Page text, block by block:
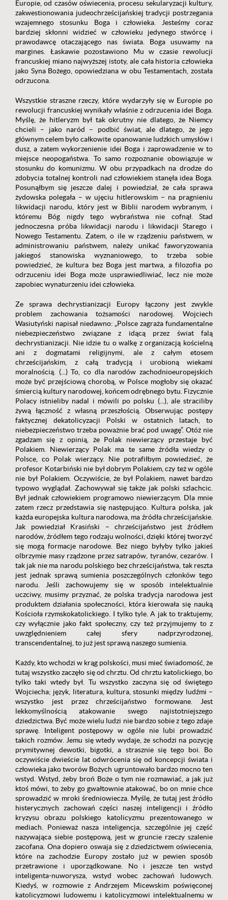
Europie, od czasów oświecenia, procesu sekularyzacji kultury,
zakwestionowania judeochrześcijańskiej tradycji postrzegania
wzajemnego stosunku Boga i człowieka. Jesteśmy coraz
bardziej skłonni widzieć w człowieku jedynego stwórcę i
prawodawcę otaczającego nas świata. Boga usuwamy na
margines. Łaskawie pozostawiono Mu w czasie rewolucji
francuskiej miano najwyższej istoty, ale cała historia człowieka
jako Syna Bożego, opowiedziana w obu Testamentach, została
odrzucona.
Wszystkie straszne rzeczy, które wydarzyły się w Europie po
rewolucji francuskiej wynikały właśnie z odrzucenia idei Boga.
Myślę, że hitleryzm był tak okrutny nie dlatego, że Niemcy
chcieli – jako naród – podbić świat, ale dlatego, że jego
głównym celem było całkowite opanowanie ludzkich umysłów i
dusz, a zatem wykorzenienie idei Boga i zaprowadzenie w to
miejsce neopogaństwa. To samo rozpoznanie obowiązuje w
stosunku do komunizmu. W obu przypadkach na drodze do
zdobycia totalnej kontroli nad człowiekiem stanęła idea Boga.
Posunąłbym się jeszcze dalej i powiedział, że cała sprawa
żydowska polegała – w ujęciu hitlerowskim – na pragnieniu
likwidacji narodu, który jest w Biblii narodem wybranym, i
któremu Bóg nigdy tego wybraństwa nie cofnął. Stad
jednoczesna próba likwidacji narodu i likwidacji Starego i
Nowego Testamentu. Zatem, o ile w rządzeniu państwem, w
administrowaniu państwem, należy unikać faworyzowania
jakiegoś stanowiska wyznaniowego, to trzeba sobie
powiedzieć, że kultura bez Boga jest martwa, a filozofia po
odrzuceniu idei Boga może usprawiedliwiać, lecz nie może
zapobiec wynaturzeniu idei człowieka.
Ze sprawa dechrystianizacji Europy łączony jest zwykle
problem zachowania tożsamości narodowej. Wojciech
Wasiutyński napisał niedawno: „Polsce zagraża fundamentalne
niebezpieczeństwo związane z idącą przez świat falą
dechrystianizacji. Nie idzie tu o walkę z organizacją kościelną
ani z dogmatami religijnymi, ale z całym etosem
chrześcijańskim, z całą tradycją i urobioną wiekami
moralnością. (...) To, co dla narodów zachodnioeuropejskich
może być przejściową chorobą, w Polsce mogłoby się okazać
śmiercią kultury narodowej, końcem odrębnego bytu. Fizycznie
Polacy istnieliby nadal i mówili po polsku (...), ale straciliby
żywą łączność z własną przeszłością. Obserwując postępy
faktycznej dekatolicyzacji Polski w ostatnich latach, to
niebezpieczeństwo trzeba poważnie brać pod uwagę”. Otóż nie
zgadzam się z opinią, że Polak niewierzący przestaje być
Polakiem. Niewierzący Polak ma te same źródła wiedzy o
Polsce, co Polak wierzący. Nie potrafiłbym powiedzieć, że
profesor Kotarbiński nie był dobrym Polakiem, czy też w ogóle
nie był Polakiem. Oczywiście, że był Polakiem, nawet bardzo
typowo wyglądał. Zachowywał się także jak polski szlachcic.
Był jednak człowiekiem programowo niewierzącym. Dla mnie
zatem rzecz przedstawia się następująco. Kultura polska, jak
każda europejska kultura narodowa, ma źródła chrześcijańskie.
Jak powiedział Krasiński – chrześcijaństwo jest źródłem
narodów, źródłem tego rodzaju wolności, dzięki której tworzyć
się mogą formacje narodowe. Bez niego byłyby tylko jakieś
olbrzymie masy rządzone przez satrapów, tyranów, cezarów. I
tak jak nie ma narodu polskiego bez chrześcijaństwa, tak reszta
jest jednak sprawą sumienia poszczególnych członków tego
narodu. Jeśli zachowujemy się w sposób intelektualnie
uczciwy, musimy przyznać, że polska tradycja narodowa jest
produktem działania społeczności, która kierowała się nauką
Kościoła rzymskokatolickiego. I tylko tyle. A jak to traktujemy,
czy wyłącznie jako fakt społeczny, czy też przyjmujemy to z
uwzględnieniem całej sfery nadprzyrodzonej,
transcendentalnej, to już jest sprawą naszego sumienia.
Każdy, kto wchodzi w krąg polskości, musi mieć świadomość, że
tutaj wszystko zaczęło się od chrztu. Od chrztu katolickiego, bo
tylko taki wtedy był. Tu wszystko zaczyna się od świętego
Wojciecha; język, literatura, kultura, stosunki między ludźmi –
wszystko jest przez chrześcijaństwo formowane. Jest
lekkomyślnością atakowanie swego najistotniejszego
dziedzictwa. Być może wielu ludzi nie bardzo sobie z tego zdaje
sprawę. Inteligent postępowy w ogóle nie lubi prowadzić
takich rozmów. Jemu się wtedy wydaje, że schodzi na pozycję
prymitywnej dewotki, bigotki, a strasznie się tego boi. Bo
oczywiście dwieście lat odwrócenia się od koncepcji świata i
człowieka jako tworów Bożych ugruntowało bardzo mocno ten
wstyd. Wstyd, żeby broń Boże o tym nie rozmawiać, a jak już
ktoś mówi, to żeby go gwałtownie atakować, bo on mnie chce
sprowadzić w mroki średniowiecza. Myślę, że tutaj jest źródło
histerycznych zachowań części naszej inteligencji i źródło
kryzysu obrazu polskiego katolicyzmu prezentowanego w
mediach. Ponieważ nasza inteligencja, szczególnie jej część
nazywająca siebie postępową, jest w gruncie rzeczy szalenie
zacofana. Ona dopiero oswaja się z dziedzictwem oświecenia,
które na zachodzie Europy zostało już w pewien sposób
przetrawione i uporządkowane. No i jeszcze ten wstyd
inteligenta-nuworysza, wstyd wobec zachowań ludowych.
Kiedyś, w rozmowie z Andrzejem Micewskim poświęconej
katolicyzmowi ludowemu i katolicyzmowi intelektualnemu w